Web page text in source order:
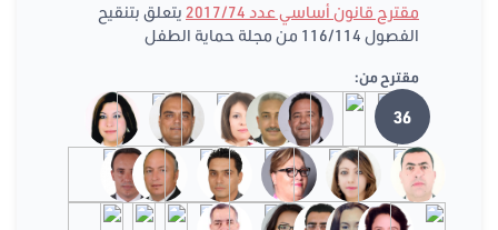
مقترح قانون أساسي عدد 2017/74
يتعلق بتنقيح
الفصول 116/114 من مجلة حماية الطفل
مقترح من:
36